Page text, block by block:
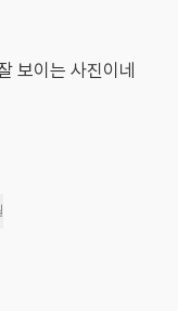
보이는 사진이네